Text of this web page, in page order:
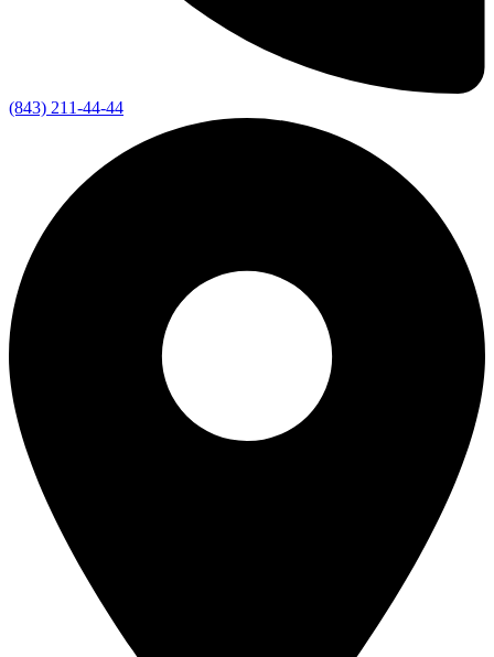
(843) 211-44-44